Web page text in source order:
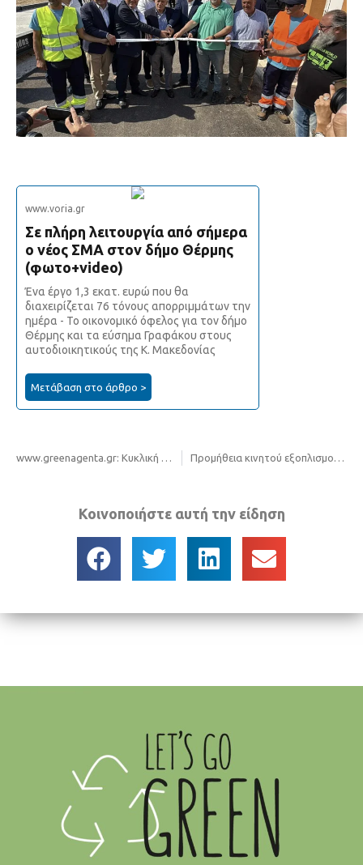
www.voria.gr
Σε πλήρη λειτουργία από σήμερα
ο νέος ΣΜΑ στον δήμο Θέρμης
(φωτο+video)
Ένα έργο 1,3 εκατ. ευρώ που θα
διαχειρίζεται 76 τόνους απορριμμάτων την
ημέρα - Το οικονομικό όφελος για τον δήμο
Θέρμης και τα εύσημα Γραφάκου στους
αυτοδιοικητικούς της Κ. Μακεδονίας
Μετάβαση στο άρθρο >
www.greenagenta.gr: Κυκλική οικονομία: «Η Κεντρική Μακεδονία στην πρωτοπορία – Η έγκριση του πρώτου Ολιστικού Σχεδίου Χωριστής Συλλογής Αποβλήτων» Προμήθεια κινητού εξοπλισμού λειτουργίας Σταθμού Μεταφόρτωσης Απορριμμάτων (ΣΜΑ) Β.Δ. Ενότητας Ν. Θεσσαλονίκη
Κοινοποιήστε αυτή την είδηση